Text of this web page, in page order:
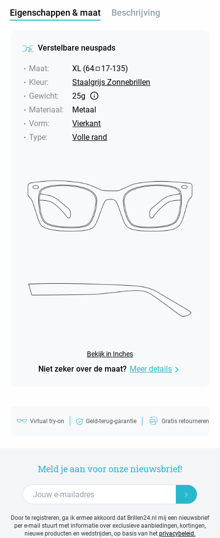
Eigenschappen & maat Beschrijving
Verstelbare neuspads
Maat: XL (64 17-135)
Kleur:
Staalgrijs Zonnebrillen
Gewicht:
25g
Materiaal:
Metaal
Vorm:
Vierkant
Type: Volle rand
Bekijk in Inches
Niet zeker over de maat? Meer details
Virtual try-on Geld-terug-garantie Gratis retourneren
Meld je aan voor onze nieuwsbrief!
Door te registreren, ga ik ermee akkoord dat Brillen24.nl mij een nieuwsbrief
per e-mail stuurt met informatie over exclusieve aanbiedingen, kortingen,
nieuwe producten en wedstrijden, op basis van het privacybeleid.